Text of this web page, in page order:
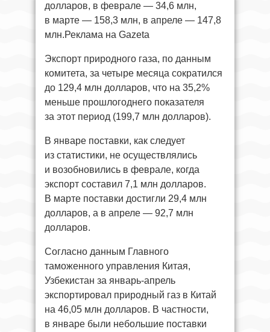
долларов, в феврале — 34,6 млн,
в марте — 158,3 млн, в апреле — 147,8
млн.Реклама на Gazeta
Экспорт природного газа, по данным
комитета, за четыре месяца сократился
до 129,4 млн долларов, что на 35,2%
меньше прошлогоднего показателя
за этот период (199,7 млн долларов).
В январе поставки, как следует
из статистики, не осуществлялись
и возобновились в феврале, когда
экспорт составил 7,1 млн долларов.
В марте поставки достигли 29,4 млн
долларов, а в апреле — 92,7 млн
долларов.
Согласно данным Главного
таможенного управления Китая,
Узбекистан за январь-апрель
экспортировал природный газ в Китай
на 46,05 млн долларов. В частности,
в январе были небольшие поставки